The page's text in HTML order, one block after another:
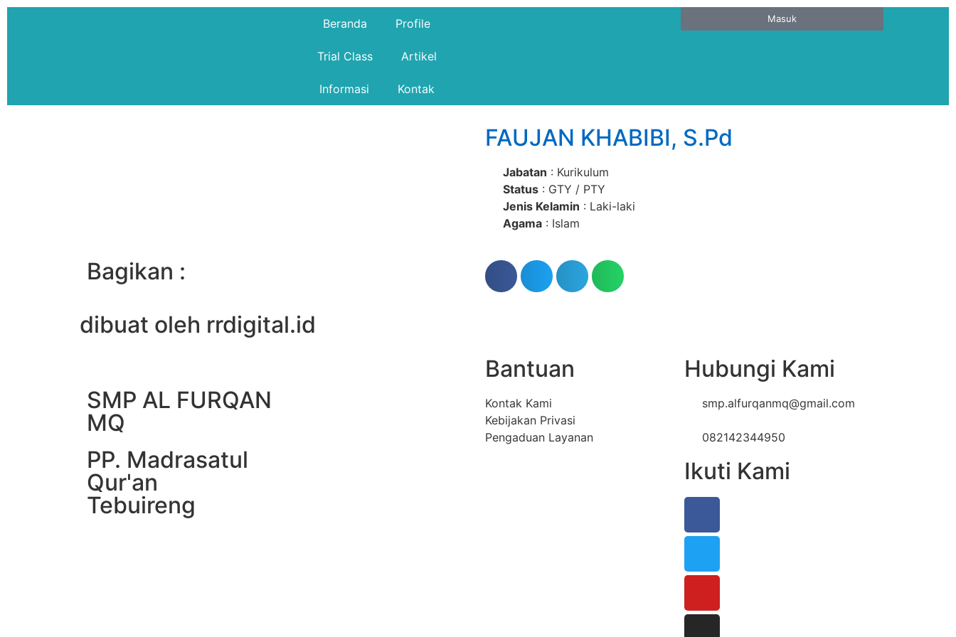
Beranda Profile
Trial Class Artikel
Informasi Kontak
Masuk
FAUJAN KHABIBI, S.Pd
Jabatan : Kurikulum
Status : GTY / PTY
Jenis Kelamin : Laki-laki
Agama : Islam
Bagikan :
dibuat oleh rrdigital.id
SMP AL FURQAN
MQ
PP. Madrasatul
Qur'an
Tebuireng
Bantuan
Kontak Kami
Kebijakan Privasi
Pengaduan Layanan
Hubungi Kami
smp.alfurqanmq@gmail.com
082142344950
Ikuti Kami